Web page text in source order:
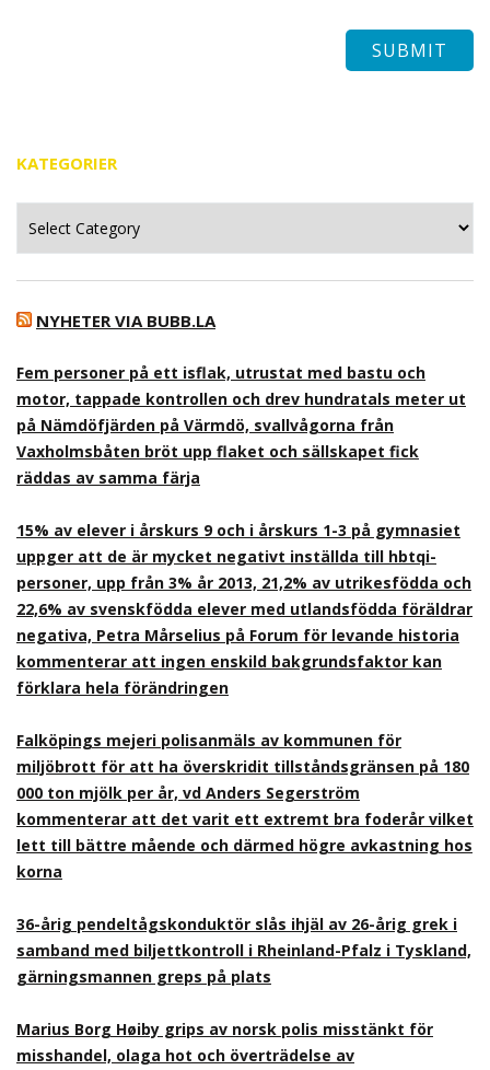
KATEGORIER
NYHETER VIA BUBB.LA
Fem personer på ett isflak, utrustat med bastu och
motor, tappade kontrollen och drev hundratals meter ut
på Nämdöfjärden på Värmdö, svallvågorna från
Vaxholmsbåten bröt upp flaket och sällskapet fick
räddas av samma färja
15% av elever i årskurs 9 och i årskurs 1-3 på gymnasiet
uppger att de är mycket negativt inställda till hbtqi-
personer, upp från 3% år 2013, 21,2% av utrikesfödda och
22,6% av svenskfödda elever med utlandsfödda föräldrar
negativa, Petra Mårselius på Forum för levande historia
kommenterar att ingen enskild bakgrundsfaktor kan
förklara hela förändringen
Falköpings mejeri polisanmäls av kommunen för
miljöbrott för att ha överskridit tillståndsgränsen på 180
000 ton mjölk per år, vd Anders Segerström
kommenterar att det varit ett extremt bra foderår vilket
lett till bättre mående och därmed högre avkastning hos
korna
36-årig pendeltågskonduktör slås ihjäl av 26-årig grek i
samband med biljettkontroll i Rheinland-Pfalz i Tyskland,
gärningsmannen greps på plats
Marius Borg Høiby grips av norsk polis misstänkt för
misshandel, olaga hot och överträdelse av